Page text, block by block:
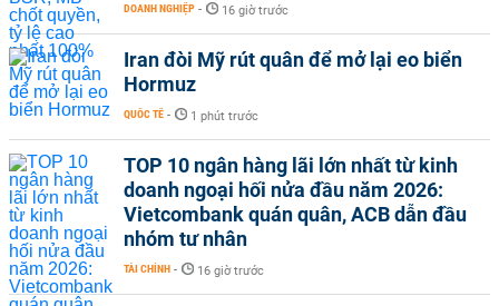
DOANH NGHIỆP - 16 giờ trước
Iran đòi Mỹ rút quân để mở lại eo biển
Hormuz
QUỐC TẾ - 1 phút trước
TOP 10 ngân hàng lãi lớn nhất từ kinh
doanh ngoại hối nửa đầu năm 2026:
Vietcombank quán quân, ACB dẫn đầu
nhóm tư nhân
TÀI CHÍNH - 16 giờ trước